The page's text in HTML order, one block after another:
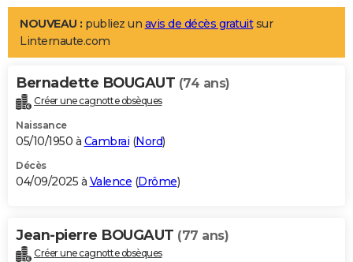
LIFESTYLE
Art de vivre
Bien-être
Loisirs
Mode
Modes de vie
Alimentation
Guide de la santé
Maladies
Médicaments
Sommeil
VOYAGE
Destinations
City break
Voyage nature
Voyage de noces
Forum
Climat
+PHOTO
GUIDES D'ACHAT
BONS PLANS
Carte de Noël
Carte Bonne année
Carte Saint-Valentin
Carte Pâques
Carte d'anniversaire
DICTIONNAIRE
NOUVEAU : publiez un avis de décès gratuitsur
Linternaute.com
Bernadette BOUGAUT (74 ans)
Créer une cagnotte obsèques
Naissance
05/10/1950 à Cambrai (Nord)
Décès
04/09/2025 à Valence (Drôme)
Jean-pierre BOUGAUT (77 ans)
Créer une cagnotte obsèques